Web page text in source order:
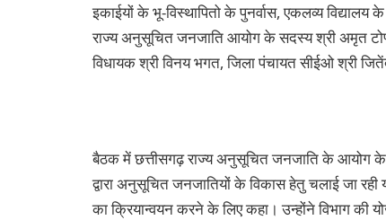
इकाईयों के भू-विस्थापितो के पुनर्वास, एकलव्य
राज्य अनुसूचित जनजाति आयोग के सदस्य श्री अमृत
विधायक श्री विनय भगत, जिला पंचायत सीईओ श्री
बैठक में छत्तीसगढ़ राज्य अनुसूचित जनजाति के आयोग के
द्वारा अनुसूचित जनजातियों के विकास हेतु चलाई जा
का क्रियान्वयन करने के लिए कहा। उन्होंने विभाग की